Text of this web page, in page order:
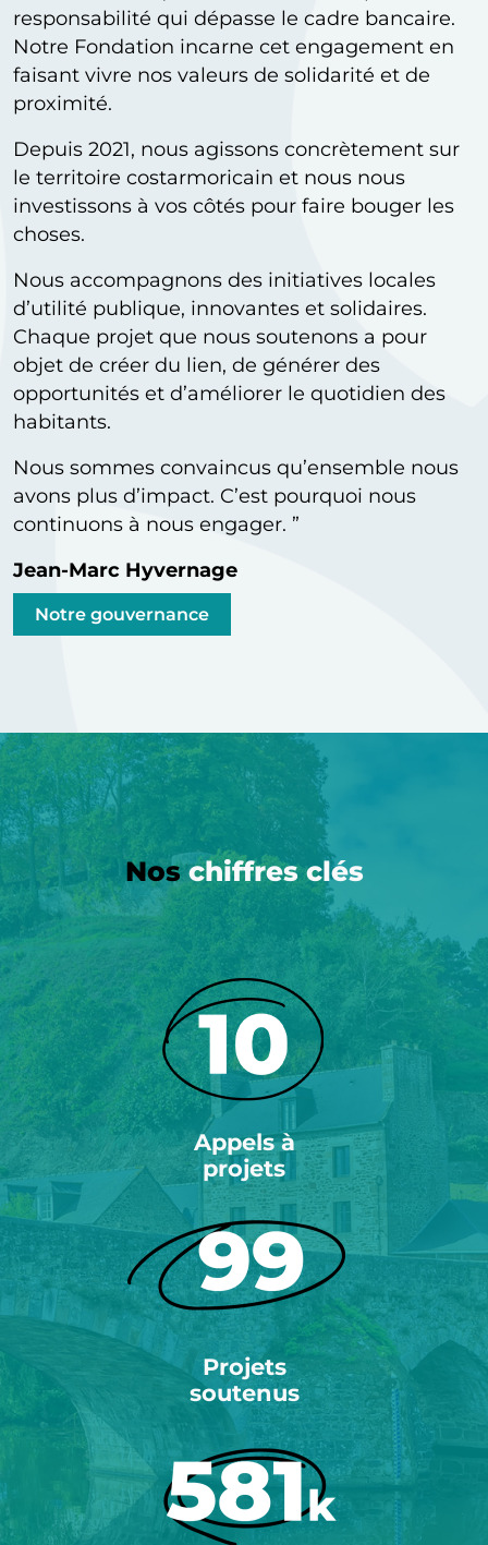
responsabilité qui dépasse le cadre bancaire.
Notre Fondation incarne cet engagement en
faisant vivre nos valeurs de solidarité et de
proximité.
Depuis 2021, nous agissons concrètement sur
le territoire costarmoricain et nous nous
investissons à vos côtés pour faire bouger les
choses.
Nous accompagnons des initiatives locales
d’utilité publique, innovantes et solidaires.
Chaque projet que nous soutenons a pour
objet de créer du lien, de générer des
opportunités et d’améliorer le quotidien des
habitants.
Nous sommes convaincus qu’ensemble nous
avons plus d’impact. C’est pourquoi nous
continuons à nous engager.
Jean-Marc Hyvernage
Notre gouvernance
Noschiffres clés
Appels à
projets
Projets
soutenus